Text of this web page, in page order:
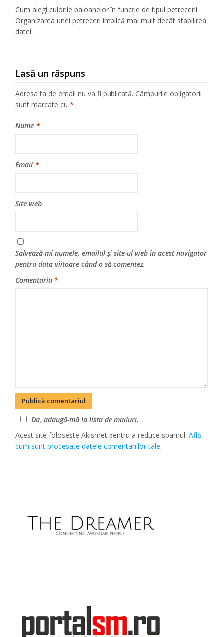
Cum alegi culorile baloanelor în funcție de tipul petrecerii.
Organizarea unei petreceri implică mai mult decât stabilirea
datei…
Lasă un răspuns
Adresa ta de email nu va fi publicată. Câmpurile obligatorii
sunt marcate cu*
Nume *
Email *
Site web
Salvează-mi numele, emailul și site-ul web în acest navigator
pentru data viitoare când o să comentez.
Comentariu *
Da, adaugă-mă la lista de mailuri.
Acest site folosește Akismet pentru a reduce spamul.Află
cum sunt procesate datele comentariilor tale.